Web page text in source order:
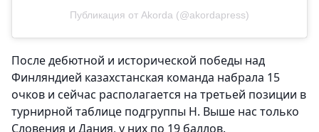
Публикация от Akorda (@akordapress)
После дебютной и исторической победы над
Финляндией казахстанская команда набрала 15
очков и сейчас располагается на третьей позиции в
турнирной таблице подгруппы Н. Выше нас только
Словения и Дания, у них по 19 баллов.